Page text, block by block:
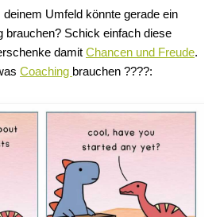
Umfeld könnte gerade ein
brauchen? Schick einfach diese
damit Chancen und Freude.
Coaching brauchen ????: